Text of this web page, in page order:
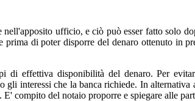
ufficio, e ciò può esser fatto solo
prima di poter disporre del denaro ottenuto
di effettiva disponibilità del denaro. Per
interessi che la banca richiede. In
compito del notaio proporre e spiegare alle